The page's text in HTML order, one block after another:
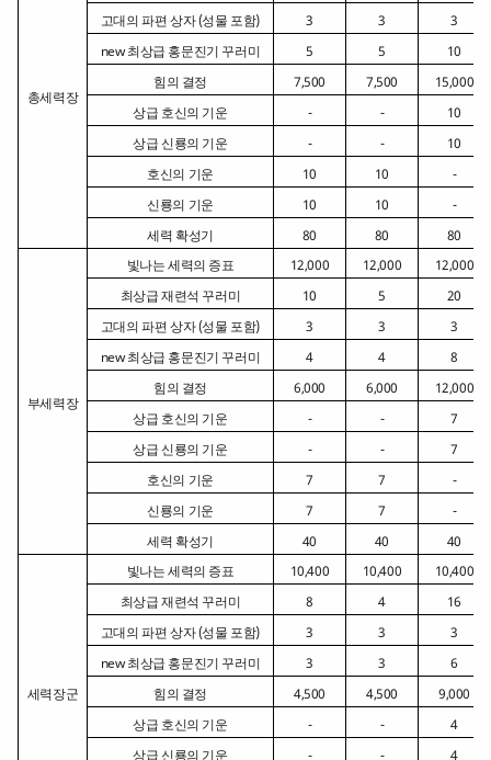
총세력장
고대의 파편 상자 (성물 포함)
3 3
3
new 최상급 홍문진기 꾸러미
5 5
10
힘의 결정
7,500 7,500
15,000
상급 호신의 기운
- -
10
상급 신룡의 기운
- -
10
호신의 기운
10 10
-
신룡의 기운
10 10
-
세력 확성기
80 80 80
부세력장
빛나는 세력의 증표 12,000 12,000
12,000
최상급 재련석 꾸러미
10 5
20
고대의 파편 상자 (성물 포함)
3 3
3
new 최상급 홍문진기 꾸러미
4 4
8
힘의 결정
6,000 6,000
12,000
상급 호신의 기운
- -
7
상급 신룡의 기운
- -
7
호신의 기운
7 7
-
신룡의 기운
7 7
-
세력 확성기
40 40 40
세력장군
빛나는 세력의 증표 10,400 10,400
10,400
최상급 재련석 꾸러미
8 4
16
고대의 파편 상자 (성물 포함)
3 3
3
new 최상급 홍문진기 꾸러미
3 3
6
힘의 결정
4,500 4,500
9,000
상급 호신의 기운
- -
4
상급 신룡의 기운
- -
4